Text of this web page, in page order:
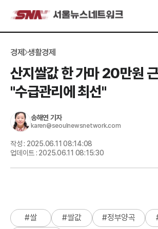
경제 생활경제
산지쌀값 한 가마 20만원
"수급관리에 최선"
송해연 기자
karen@seoulnewsnetwork.com
작성 : 2025.06.11 08:14:08
업데이트 : 2025.06.11 08:15:30
#쌀 #쌀값 #정부양곡